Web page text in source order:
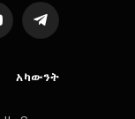
Telegram
አካውንት